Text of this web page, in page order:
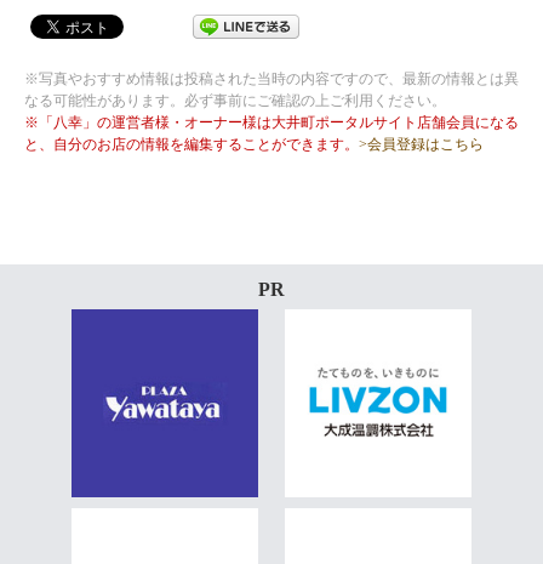
※写真やおすすめ情報は投稿された当時の内容ですので、最新の情報とは異
なる可能性があります。必ず事前にご確認の上ご利用ください。
※「八幸」の運営者様・オーナー様は大井町ポータルサイト店舗会員になる
と、自分のお店の情報を編集することができます。 >会員登録はこちら
PR